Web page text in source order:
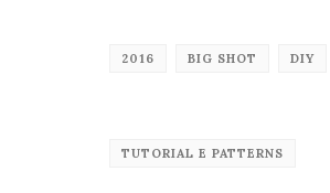
2016 BIG SHOT DIY
TUTORIAL E PATTERNS